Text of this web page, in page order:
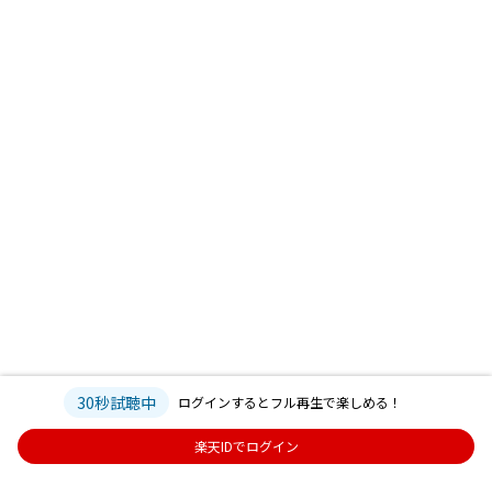
30秒試聴中 ログインするとフル再生で楽しめる！
楽天IDでログイン